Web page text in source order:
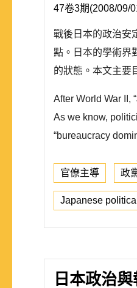
47卷3期(2008/09/
戰後日本的政治安
點。日本的學術界
的狀態。本文主要
After World War
As we know,
“bureaucracy
官僚主導 政
Japanese
日本政治